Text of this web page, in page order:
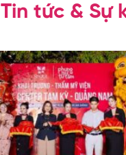
Tin tức & Sự